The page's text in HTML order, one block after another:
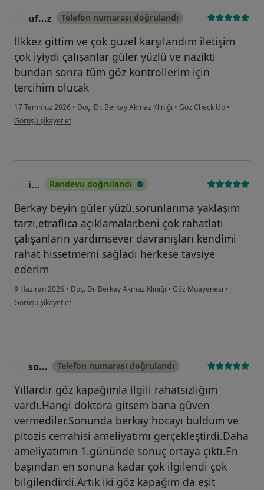
uf...z Telefon numarası doğrulandı
İlkkez gittim ve çok güzel karşılandım iletişim
çok iyiydi çalışanlar güler yüzlü ve nazikti
bundan sonra tüm göz kontrollerim için
tercihim olucak
17 Temmuz 2026 • Doç. Dr. Berkay Akmaz Kliniği • Göz Check Up •
kullanıcının görüşüne göre uf...z
Görüşü şikayet et
i̇... Randevu doğrulandı
Berkay beyin güler yüzü,sorunlarıma yaklaşım
tarzı,etraflıca açıklamalar,beni çok rahatlatı
çalışanların yardımsever davranışları kendimi
rahat hissetmemi sağladı herkese tavsiye
ederim
9 Haziran 2026 • Doç. Dr. Berkay Akmaz Kliniği • Göz Muayenesi •
kullanıcının görüşüne göre i̇...
Görüşü şikayet et
so... Telefon numarası doğrulandı
Yıllardır göz kapağımla ilgili rahatsızlığım
vardı.Hangi doktora gitsem bana güven
vermediler.Sonunda berkay hocayı buldum ve
pitozis cerrahisi ameliyatımı gerçekleştirdi.Daha
ameliyatımın 1.gününde sonuç ortaya çıktı.En
başından en sonuna kadar çok ilgilendi çok
bilgilendirdi.Artık iki göz kapağım da eşit